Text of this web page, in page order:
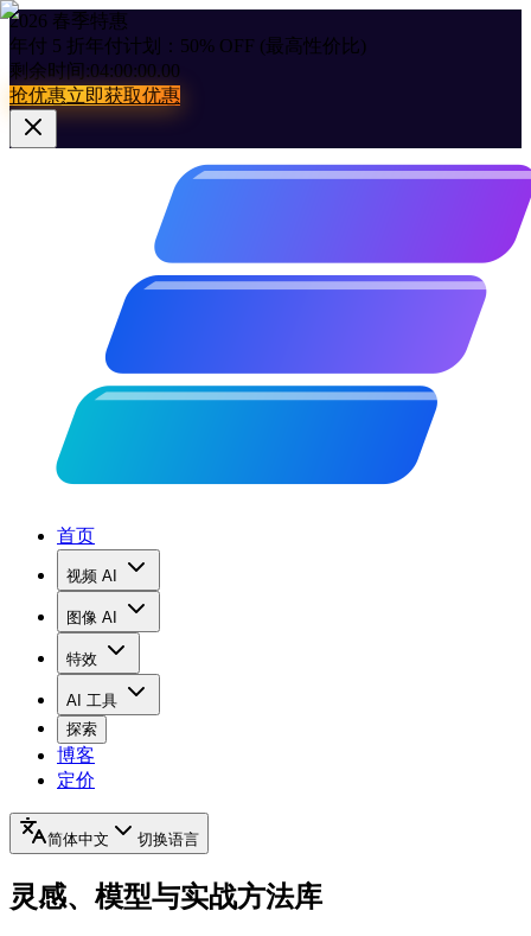
2026 春季特惠
年付 5 折年付计划：50% OFF (最高性价比)
剩余时间:04:00:00.00
抢优惠立即获取优惠
首页
视频 AI
图像 AI
特效
AI 工具
探索
博客
定价
简体中文 切换语言
灵感、模型与实战方法库